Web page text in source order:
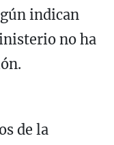
indican
no ha
de la